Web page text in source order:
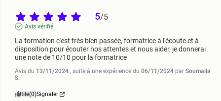
5/5
Avis vérifié
La formation c'est très bien passée, formatrice à l'écoute et à
disposition pour écouter nos attentes et nous aider, je donnerai
une note de 10/10 pour la formatrice
Avis du 13/11/2024 , suite à une expérience du 06/11/2024 par Soumaila
S.
Utile(0)Signaler